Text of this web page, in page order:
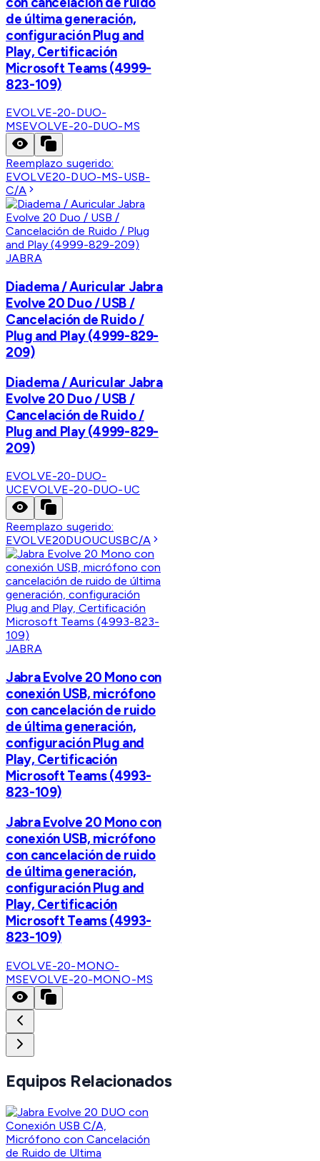
de última generación,
configuración Plug and
Play, Certificación
Microsoft Teams (4999-
823-109)
EVOLVE-20-DUO-
MSEVOLVE-20-DUO-MS
Reemplazo sugerido:
EVOLVE20-DUO-MS-USB-
C/A
JABRA
Diadema / Auricular Jabra
Evolve 20 Duo / USB /
Cancelación de Ruido /
Plug and Play (4999-829-
209)
Diadema / Auricular Jabra
Evolve 20 Duo / USB /
Cancelación de Ruido /
Plug and Play (4999-829-
209)
EVOLVE-20-DUO-
UCEVOLVE-20-DUO-UC
Reemplazo sugerido:
EVOLVE20DUOUCUSBC/A
JABRA
Jabra Evolve 20 Mono con
conexión USB, micrófono
con cancelación de ruido
de última generación,
configuración Plug and
Play, Certificación
Microsoft Teams (4993-
823-109)
Jabra Evolve 20 Mono con
conexión USB, micrófono
con cancelación de ruido
de última generación,
configuración Plug and
Play, Certificación
Microsoft Teams (4993-
823-109)
EVOLVE-20-MONO-
MSEVOLVE-20-MONO-MS
Equipos Relacionados